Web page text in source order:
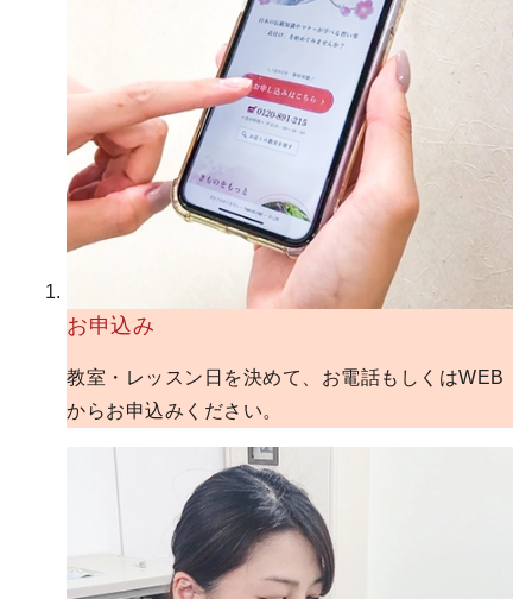
お申込み
教室・レッスン日を決めて、お電話もしくはWEB
からお申込みください。